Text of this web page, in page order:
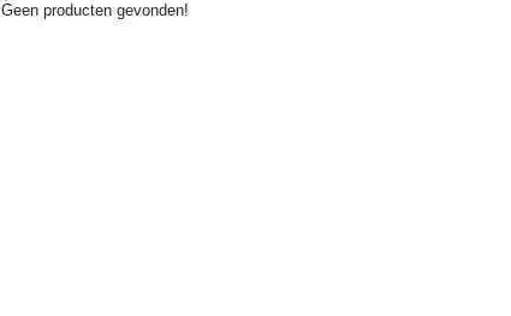
Geen producten gevonden!